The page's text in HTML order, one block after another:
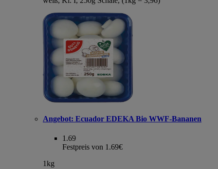
Angebot: Ecuador EDEKA Bio WWF-Bananen
1.69
Festpreis von 1.69€
1kg